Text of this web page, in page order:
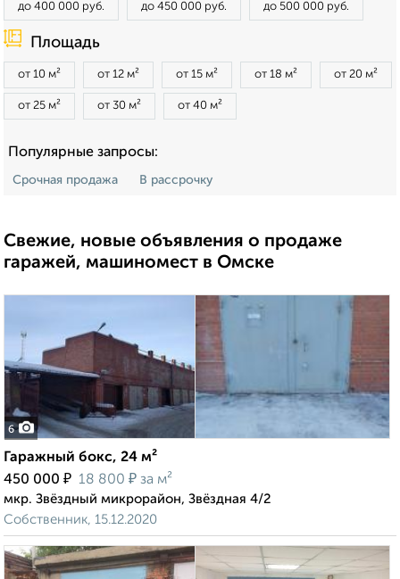
до 400 000 руб. до 450 000 руб. до 500 000 руб.
Площадь
от 10 м² от 12 м² от 15 м² от 18 м² от 20 м²
от 25 м² от 30 м² от 40 м²
Популярные запросы:
Срочная продажа В рассрочку
Свежие, новые объявления о продаже
гаражей, машиномест в Омске
6
Гаражный бокс, 24 м²
450 000 ₽ 18 800 ₽ за м²
мкр. Звёздный микрорайон, Звёздная 4/2
Собственник, 15.12.2020